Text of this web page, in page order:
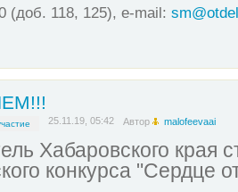
(доб. 118, 125), e-mail:
25.11.19, 05:42 Автор malofeevaai
Хабаровского края
конкурса "Сердце